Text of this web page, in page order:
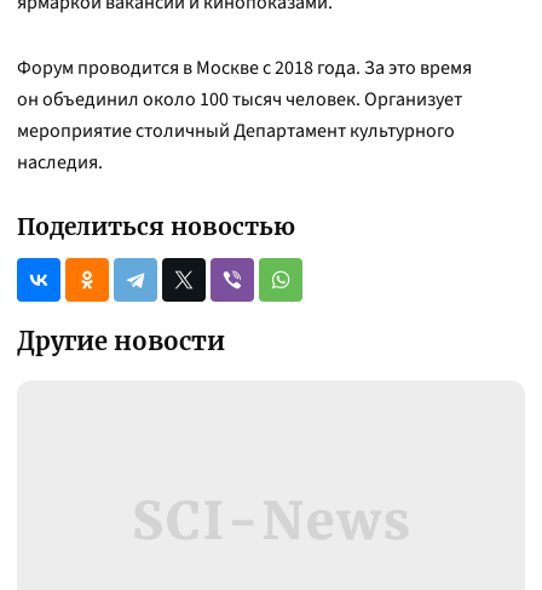
Форум проводится в Москве с 2018 года. За это время
он объединил около 100 тысяч человек. Организует
мероприятие столичный Департамент культурного
наследия.
Поделиться новостью
Другие новости